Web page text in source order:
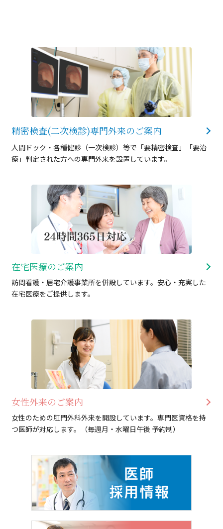
精密検査(二次検診)専門外来のご案内
人間ドック・各種健診（一次検診）等で「要精密検査」「要治
療」判定された方への専門外来を設置しています。
在宅医療のご案内
訪問看護・居宅介護事業所を併設しています。安心・充実した
在宅医療をご提供します。
女性外来のご案内
女性のための肛門外科外来を開設しています。専門医資格を持
つ医師が対応します。（毎週月・水曜日午後 予約制）